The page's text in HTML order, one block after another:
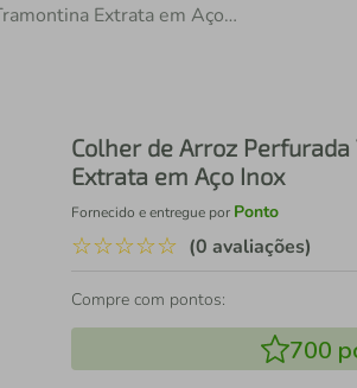
Colher de Arroz Perfurada Tramontina Extrata em Aço Inox
Colher de Arroz
Extrata em Aço Inox
Fornecido e entregue por Ponto
☆☆☆☆☆ (0 avaliações)
Compre com pontos:
700